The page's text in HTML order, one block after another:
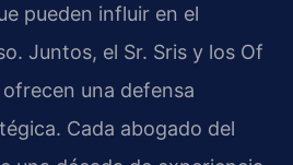
pueden influir en el
Juntos, el Sr. Sris y los Of
una defensa
Cada abogado del